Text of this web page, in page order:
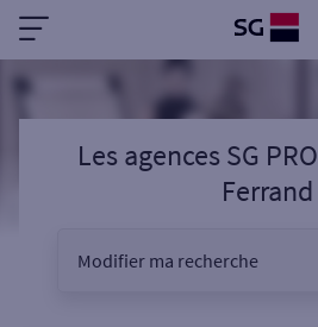
Les agences SG PRO
Ferrand
Modifier ma recherche